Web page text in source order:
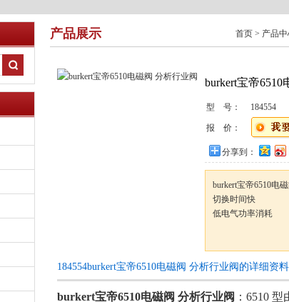
产品展示 首页 > 产品
burkert宝帝6510
型 号： 184554
报 价：
分享到：
burkert宝帝6510电
切换时间快
低电气功率消耗
184554burkert宝帝6510电磁阀 分析行业阀的详细资料
burkert宝帝6510电磁阀 分析行业阀 ：6510